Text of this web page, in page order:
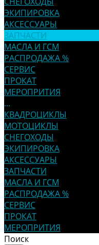
ЭКИПИРОВКА
АКСЕССУАРЫ
ЗАПЧАСТИ
МАСЛА И ГСМ
РАСПРОДАЖА %
СЕРВИС
ПРОКАТ
МЕРОПРИТИЯ
...
КВАДРОЦИКЛЫ
МОТОЦИКЛЫ
СНЕГОХОДЫ
ЭКИПИРОВКА
АКСЕССУАРЫ
ЗАПЧАСТИ
МАСЛА И ГСМ
РАСПРОДАЖА %
СЕРВИС
ПРОКАТ
МЕРОПРИТИЯ
Поиск